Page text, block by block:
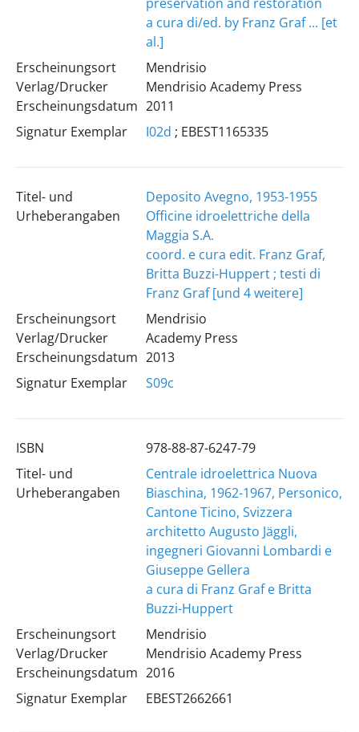
a cura di/ed. by Franz Graf ... [et
al.]
Erscheinungsort
Verlag/Drucker
Erscheinungsdatum
Mendrisio
Mendrisio Academy Press
2011
Signatur Exemplar
I02d ; EBEST1165335
Titel- und
Urheberangaben
Deposito Avegno, 1953-1955
Officine idroelettriche della
Maggia S.A.
coord. e cura edit. Franz Graf,
Britta Buzzi-Huppert ; testi di
Franz Graf [und 4 weitere]
Erscheinungsort
Verlag/Drucker
Erscheinungsdatum
Mendrisio
Academy Press
2013
Signatur Exemplar
S09c
ISBN
978-88-87-6247-79
Titel- und
Urheberangaben
Centrale idroelettrica Nuova
Biaschina, 1962-1967, Personico,
Cantone Ticino, Svizzera
architetto Augusto Jäggli,
ingegneri Giovanni Lombardi e
Giuseppe Gellera
a cura di Franz Graf e Britta
Buzzi-Huppert
Erscheinungsort
Verlag/Drucker
Erscheinungsdatum
Mendrisio
Mendrisio Academy Press
2016
Signatur Exemplar
EBEST2662661